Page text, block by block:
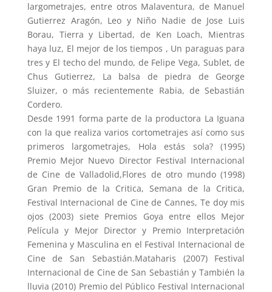
largometrajes, entre otros Malaventura, de Manuel
Gutierrez Aragón, Leo y Niño Nadie de Jose Luis
Borau, Tierra y Libertad, de Ken Loach, Mientras
haya luz, El mejor de los tiempos , Un paraguas para
tres y El techo del mundo, de Felipe Vega, Sublet, de
Chus Gutierrez, La balsa de piedra de George
Sluizer, o más recientemente Rabia, de Sebastián
Cordero.
Desde 1991 forma parte de la productora La Iguana
con la que realiza varios cortometrajes así como sus
primeros largometrajes, Hola estás sola? (1995)
Premio Mejor Nuevo Director Festival Internacional
de Cine de Valladolid,Flores de otro mundo (1998)
Gran Premio de la Critica, Semana de la Critica,
Festival Internacional de Cine de Cannes, Te doy mis
ojos (2003) siete Premios Goya entre ellos Mejor
Película y Mejor Director y Premio Interpretación
Femenina y Masculina en el Festival Internacional de
Cine de San Sebastián.Mataharis (2007) Festival
Internacional de Cine de San Sebastián y También la
lluvia (2010) Premio del Público Festival Internacional